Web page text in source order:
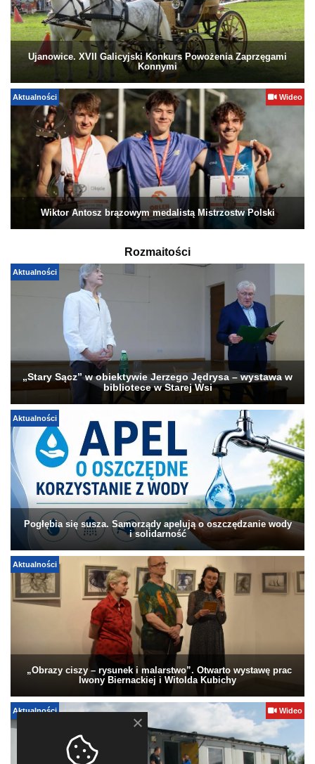
Ujanowice. XVII Galicyjski Konkurs Powożenia Zaprzęgami
Konnymi
Aktualności Wideo
Wiktor Antosz brązowym medalistą Mistrzostw Polski
Rozmaitości
Aktualności
„Stary Sącz” w obiektywie Jerzego Jędrysa – wystawa w
bibliotece w Starej Wsi
Aktualności
Pogłębia się susza. Samorządy apelują o oszczędzanie wody
i solidarność
Aktualności
„Obrazy ciszy – rysunek i malarstwo”. Otwarto wystawę prac
Iwony Biernackiej i Witolda Kubichy
Aktualności Wideo